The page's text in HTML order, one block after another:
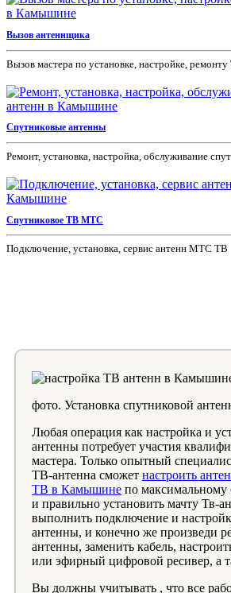
Вызов антеннщика
Вызов мастера по установке, настройке,
Спутниковые антенны
Ремонт, установка, настройка, обслуживание
Спутниковое ТВ МТС
Подключение, установка, сервис антенн МТС ТВ
фото. Установка спутниковой
Любая операция как настройка и
антенны потребует участия
мастера. Только опытный
ТВ-антенна сможет настроить
ТВ в Камышине по максимальному
и правильно установить мачту Тв-
выполнить подключение и
антенны, и конечно же произведи
антенны, заменить кабель,
или эфирный цифровой ресивер, а
Вы должны учитывать , что все